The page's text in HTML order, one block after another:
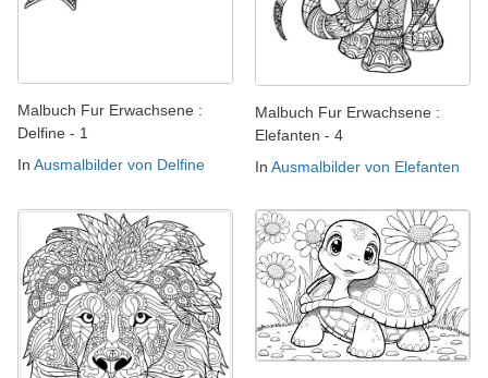
Malbuch Fur Erwachsene :
Delfine - 1
In Ausmalbilder von Delfine
Malbuch Fur Erwachsene :
Elefanten - 4
In Ausmalbilder von Elefanten